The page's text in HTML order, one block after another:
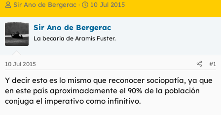
I
i
c
i
a
d
o
d
e
l
Sir Ano de Bergerac
F
h
a
e
i
c
i
10 Jul 2015
Sir Ano de Bergerac
La becaria de Aramís Fuster.
10 Jul 2015 #1
Y decir esto es lo mismo que reconocer sociopatía, ya que
en este país aproximadamente el 90% de la población
conjuga el imperativo como infinitivo.